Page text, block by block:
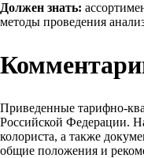
Должен знать:
методы проведения
Приведенные тарифно-
Российской Федерации.
колориста, а также
общие положения и